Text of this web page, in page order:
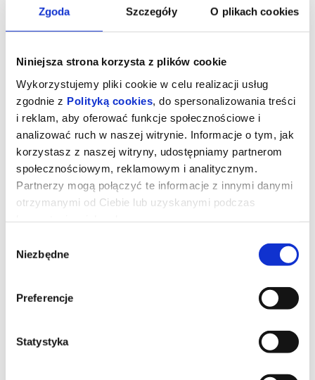
Zgoda Szczegóły O plikach cookies
Niniejsza strona korzysta z plików cookie
Wykorzystujemy pliki cookie w celu realizacji usług
zgodnie z Polityką cookies , do spersonalizowania treści
i reklam, aby oferować funkcje społecznościowe i
analizować ruch w naszej witrynie. Informacje o tym, jak
korzystasz z naszej witryny, udostępniamy partnerom
społecznościowym, reklamowym i analitycznym.
Partnerzy mogą połączyć te informacje z innymi danymi
otrzymanymi od Ciebie lub uzyskanymi podczas
zgody
Niezbędne
Preferencje
Statystyka
*******